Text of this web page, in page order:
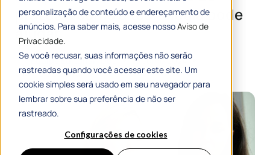
personalização de conteúdo e endereçamento de
anúncios. Para saber mais, acesse nossoAviso de
Privacidade.
Se você recusar, suas informações não serão
rastreadas quando você acessar este site. Um
cookie simples será usado em seu navegador para
lembrar sobre sua preferência de não ser
rastreado.
Configurações de cookies
prazos e como a tecnologia pode
ajudar
Por Equipe Editorial 1Doc
15 Julho 2024
6 Min De Leitura